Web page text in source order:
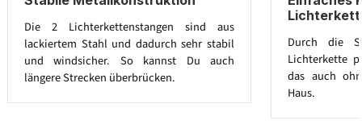
Die 2 Lichterkettenstangen sind aus
lackiertem Stahl und dadurch sehr stabil
und windsicher. So kannst Du auch
längere Strecken überbrücken.
Durch die
Lichterkette
das auch
Haus.